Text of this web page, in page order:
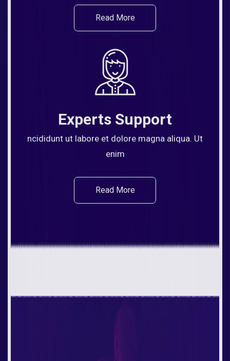
Read More
Experts Support
ncididunt ut labore et dolore magna aliqua. Ut
enim
Read More